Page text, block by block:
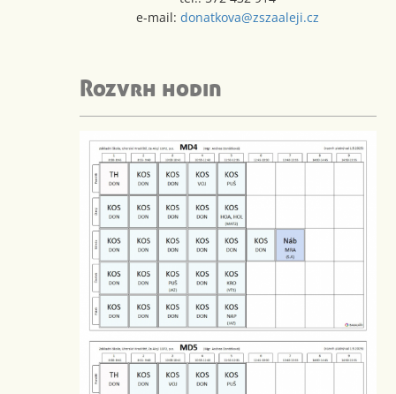
e-mail:donatkova@zszaaleji.cz
Rozvrh hodin